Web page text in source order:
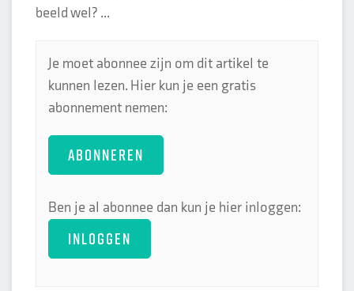
beeld wel? ...
Je moet abonnee zijn om dit artikel te
kunnen lezen. Hier kun je een gratis
abonnement nemen:
ABONNEREN
Ben je al abonnee dan kun je hier inloggen:
INLOGGEN